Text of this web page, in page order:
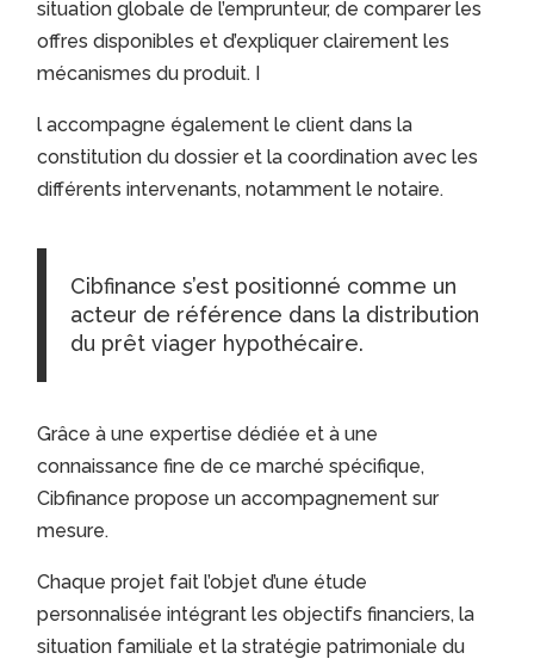
situation globale de l’emprunteur, de comparer les
offres disponibles et d’expliquer clairement les
mécanismes du produit. I
l accompagne également le client dans la
constitution du dossier et la coordination avec les
différents intervenants, notamment le notaire.
Cibfinance s’est positionné comme un
acteur de référence dans la distribution
du prêt viager hypothécaire.
Grâce à une expertise dédiée et à une
connaissance fine de ce marché spécifique,
Cibfinance propose un accompagnement sur
mesure.
Chaque projet fait l’objet d’une étude
personnalisée intégrant les objectifs financiers, la
situation familiale et la stratégie patrimoniale du